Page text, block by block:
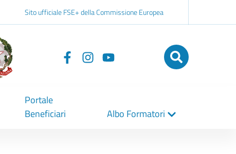
Sito ufficiale FSE+ della Commissione Europea
Seguici
Portale
Beneficiari
Albo Formatori